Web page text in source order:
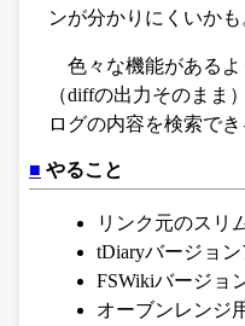
ンが分かりにくいかも
色々な機能がある
（diffの出力そのまま
ログの内容を検索で
■ やること
リンク元のスリ
tDiaryバージョ
FSWikiバージョ
オーブンレンジ